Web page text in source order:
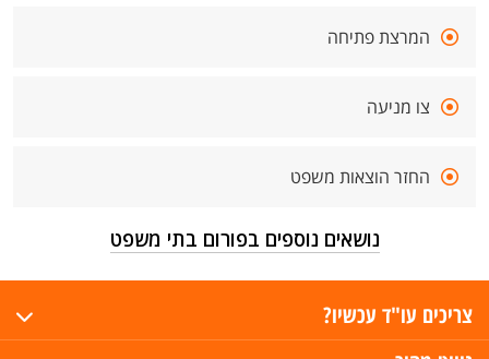
המרצת פתיחה
צו מניעה
החזר הוצאות משפט
נושאים נוספים בפורום בתי משפט
צריכים עו"ד עכשיו?